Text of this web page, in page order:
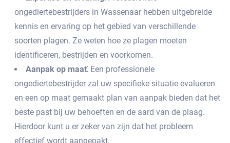
ongediertebestrijders in Wassenaar hebben uitgebreide
kennis en ervaring op het gebied van verschillende
soorten plagen.​ Ze weten hoe ze plagen moeten
identificeren, bestrijden en voorkomen.​
Aanpak op maat⁚ Een professionele
ongediertebestrijder zal uw specifieke situatie evalueren
en een op maat gemaakt plan van aanpak bieden dat het
beste past bij uw behoeften en de aard van de plaag.​
Hierdoor kunt u er zeker van zijn dat het probleem
effectief wordt aangepakt.